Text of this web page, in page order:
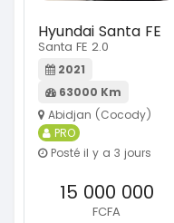
Hyundai Santa FE
Santa FE 2.0
2021
63000 Km
Abidjan (Cocody)
PRO
Posté il y a 3 jours
15 000 000
FCFA